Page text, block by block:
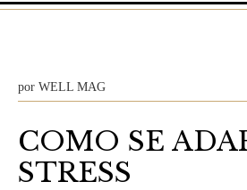
por WELL MAG
COMO SE
STRESS